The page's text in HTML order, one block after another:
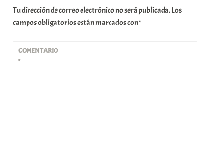
Tu dirección de correo electrónico no será publicada.Los
campos obligatorios están marcados con*
COMENTARIO
*